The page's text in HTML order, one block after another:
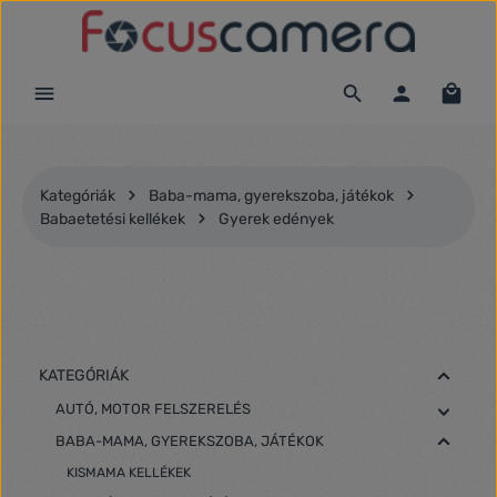
Ugrás a fő tartalomra
Kategóriák
Baba-mama, gyerekszoba, játékok
Babaetetési kellékek
Gyerek edények
KATEGÓRIÁK
AUTÓ, MOTOR FELSZERELÉS
BABA-MAMA, GYEREKSZOBA, JÁTÉKOK
KISMAMA KELLÉKEK